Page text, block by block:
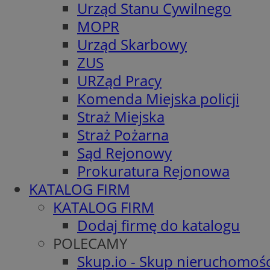
Urząd Stanu Cywilnego
MOPR
Urząd Skarbowy
ZUS
URZąd Pracy
Komenda Miejska policji
Straż Miejska
Straż Pożarna
Sąd Rejonowy
Prokuratura Rejonowa
KATALOG FIRM
KATALOG FIRM
Dodaj firmę do katalogu
POLECAMY
Skup.io - Skup